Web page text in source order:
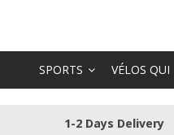
SPORTS VÉLOS
1-2 Days Delivery